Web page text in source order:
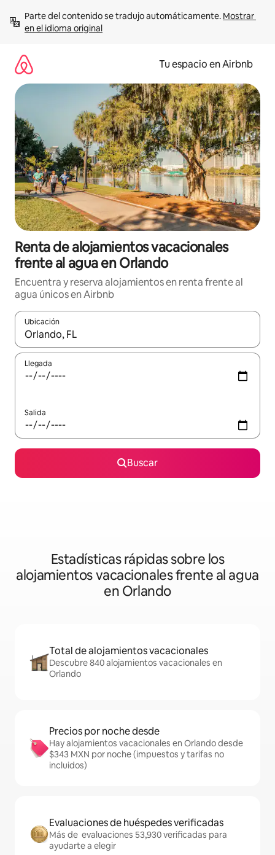
contenido
Parte del contenido se tradujo automáticamente. Mostrar
en el idioma original
Tu espacio en Airbnb
Renta de alojamientos vacacionales
frente al agua en Orlando
Encuentra y reserva alojamientos en renta frente al
agua únicos en Airbnb
Ubicación
Cuando los resultados estén disponibles, podrás navegar
Llegada
Salida
Buscar
Estadísticas rápidas sobre los
alojamientos vacacionales frente al agua
en Orlando
Total de alojamientos vacacionales
Descubre 840 alojamientos vacacionales en
Orlando
Precios por noche desde
Hay alojamientos vacacionales en Orlando desde
$343 MXN por noche (impuestos y tarifas no
incluidos)
Evaluaciones de huéspedes verificadas
Más de evaluaciones 53,930 verificadas para
ayudarte a elegir